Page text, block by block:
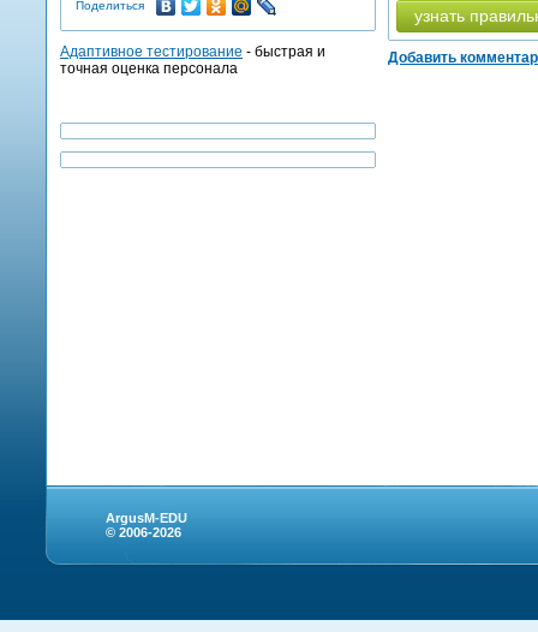
узнать
Добавить
Поделиться
Адаптивное тестирование - быстрая и
точная оценка персонала
ArgusM-EDU
© 2006-2026